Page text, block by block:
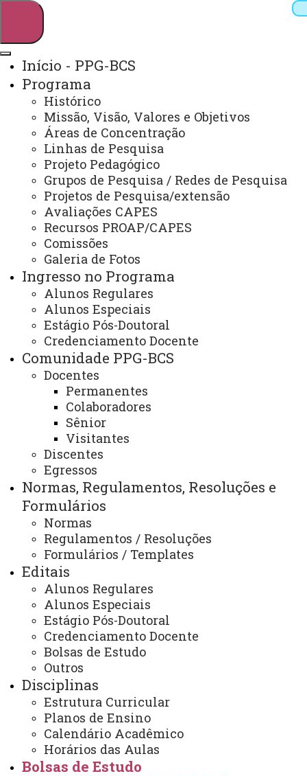
Webmail Sistemas
Arquivo Virtual
Campus
Início - PPG-BCS
Programa
Histórico
Missão, Visão, Valores e Objetivos
Áreas de Concentração
Linhas de Pesquisa
Projeto Pedagógico
Grupos de Pesquisa / Redes de Pesquisa
Projetos de Pesquisa/extensão
Avaliações CAPES
Recursos PROAP/CAPES
Comissões
Galeria de Fotos
Ingresso no Programa
Alunos Regulares
Alunos Especiais
Estágio Pós-Doutoral
Credenciamento Docente
Comunidade PPG-BCS
Docentes
Permanentes
Colaboradores
Sênior
Visitantes
Discentes
Egressos
Normas, Regulamentos, Resoluções e
Formulários
Normas
Regulamentos / Resoluções
Formulários / Templates
Editais
Alunos Regulares
Alunos Especiais
Estágio Pós-Doutoral
Credenciamento Docente
Bolsas de Estudo
Outros
Disciplinas
Estrutura Curricular
Planos de Ensino
Calendário Acadêmico
Horários das Aulas
Bolsas de Estudo
Mestrado e Doutorado em Biociências e Saúde
Critérios e Quantidade de Bolsas
Resolução das Bolsas de Estudo PPG-BCS
ATUALIZAÇÃO MAIS RECENTE: 05 DE FEVEREIRO
DE 2025
ACESSOS: 1285
(45) 3220-3132
Horário de Atendimento:
13:30 às 17:00
E-mails:
cascavel.ppgbcs@unioeste.br
Intagram
Youtube
Você está aqui: Unioeste
PPG-BCS - Pós Graduação em Biociências e Saúde-
Cascavel
Bolsas de Estudo
Critérios e Quantidade de Bolsas